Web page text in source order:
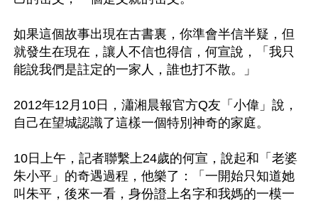
如果這個故事出現在古書裏，你準會半信半疑，但
就發生在現在，讓人不信也得信，何宣說，「我只
能說我們是註定的一家人，誰也打不散。」
2012年12月10日，瀟湘晨報官方Q友「小偉」說，
自己在望城認識了這樣一個特別神奇的家庭。
10日上午，記者聯繫上24歲的何宣，說起和「老婆
朱小平」的奇遇過程，他樂了：「一開始只知道她
叫朱平，後來一看，身份證上名字和我媽的一模一